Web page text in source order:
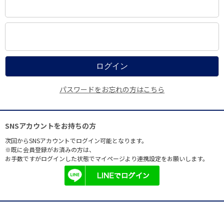
パスワードをお忘れの方はこちら
SNSアカウントをお持ちの方
次回からSNSアカウントでログイン可能となります。
※既に会員登録がお済みの方は、
お手数ですがログインした状態でマイページより連携設定をお願いします。